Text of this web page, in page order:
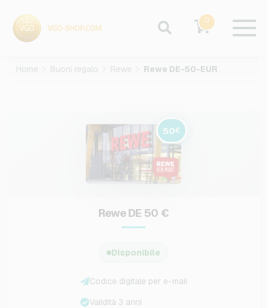
0
Home Buoni regalo Rewe Rewe DE-50-EUR
50€
Rewe DE 50 €
Disponibile
Codice digitale per e-mail
Validità 3 anni